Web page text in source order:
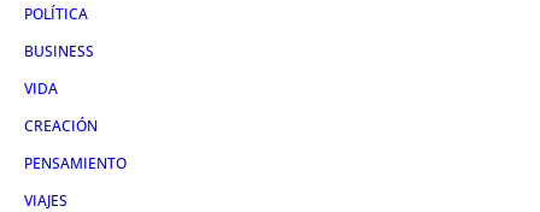
POLÍTICA
BUSINESS
VIDA
CREACIÓN
PENSAMIENTO
VIAJES